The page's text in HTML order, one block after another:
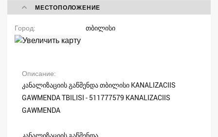
МЕСТОПОЛОЖЕНИЕ
Город თბილისი
Описание
კანალიზაციის გაწმენდა თბილისი KANALIZACIIS
GAWMENDA TBILISI - 511777579 KANALIZACIIS
GAWMENDA